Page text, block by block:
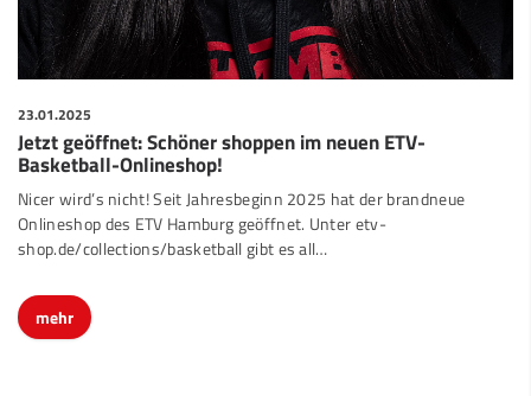
23.01.2025
Jetzt geöffnet: Schöner shoppen im neuen ETV-
Basketball-Onlineshop!
Nicer wird’s nicht! Seit Jahresbeginn 2025 hat der brandneue
Onlineshop des ETV Hamburg geöffnet. Unter etv-
shop.de/collections/basketball gibt es all…
mehr